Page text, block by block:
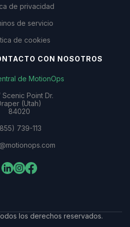
de privacidad
de servicio
de cookies
CON NOSOTROS
de MotionOps
Scenic Point Dr.
(Utah)
84020
739-113
los derechos reservados.